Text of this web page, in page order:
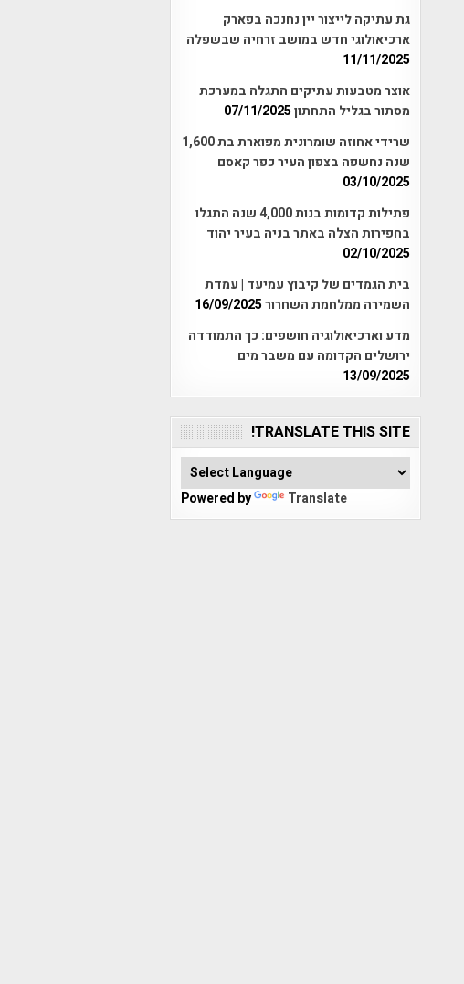
גת עתיקה לייצור יין נחנכה בפארק
ארכיאולוגי חדש במושב זרחיה שבשפלה
11/11/2025
אוצר מטבעות עתיקים התגלה במערכת
מסתור בגליל התחתון07/11/2025
שרידי אחוזה שומרונית מפוארת בת 1,600
שנה נחשפה בצפון העיר כפר קאסם
03/10/2025
פתילות קדומות בנות 4,000 שנה התגלו
בחפירות הצלה באתר בניה בעיר יהוד
02/10/2025
בית הגמדים של קיבוץ עמיעד | עמדת
השמירה ממלחמת השחרור16/09/2025
מדע וארכיאולוגיה חושפים: כך התמודדה
ירושלים הקדומה עם משבר מים
13/09/2025
TRANSLATE THIS SITE!
Powered by Translate